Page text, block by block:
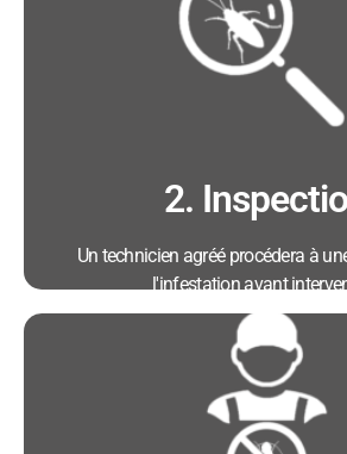
Avantages :
• Télé-technicien disponible 6j/7
18h30 la semaine et 9h00 à
2.
Un technicien agréé procédera à
l'infestation avant
Avantages :